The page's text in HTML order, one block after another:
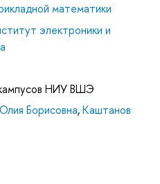
математики
электроники и
НИУ ВШЭ
Борисовна,Каштанов